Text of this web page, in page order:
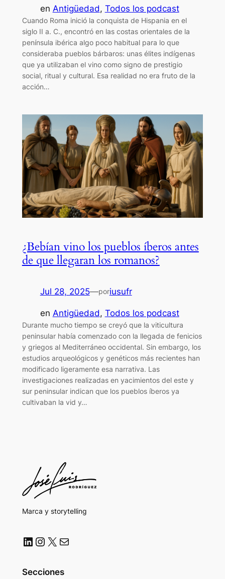
en Antigüedad, Todos los podcast
Cuando Roma inició la conquista de Hispania en el
siglo II a. C., encontró en las costas orientales de la
península ibérica algo poco habitual para lo que
consideraba pueblos bárbaros: unas élites indígenas
que ya utilizaban el vino como signo de prestigio
social, ritual y cultural. Esa realidad no era fruto de la
acción…
¿Bebían vino los pueblos íberos antes
de que llegaran los romanos?
Jul 28, 2025—poriusufr
en Antigüedad, Todos los podcast
Durante mucho tiempo se creyó que la viticultura
peninsular había comenzado con la llegada de fenicios
y griegos al Mediterráneo occidental. Sin embargo, los
estudios arqueológicos y genéticos más recientes han
modificado ligeramente esa narrativa. Las
investigaciones realizadas en yacimientos del este y
sur peninsular indican que los pueblos íberos ya
cultivaban la vid y…
Marca y storytelling
LinkedIn Instagram X Correo electrónico
Secciones